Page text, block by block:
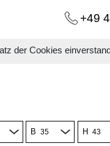
der Cookies
+49
B H